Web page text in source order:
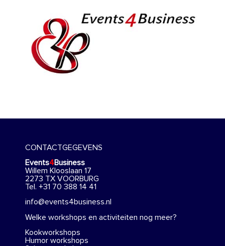
CONTACTGEGEVENS
Events4Business
Willem Klooslaan 17
2273 TX VOORBURG
Tel. +31 70 388 14 41
info@events4business.nl
Welke workshops en activiteiten nog meer?
Kookworkshops
Humor workshops